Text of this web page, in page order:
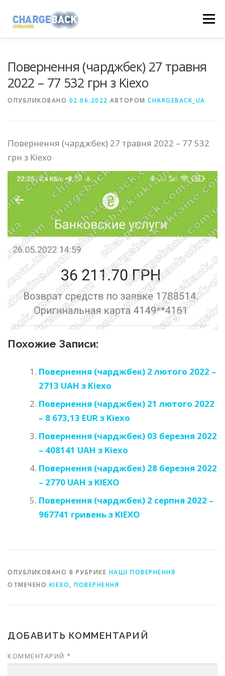
Меню
Повернення (чарджбек) 27 травня
2022 – 77 532 грн з Kiexo
ОПУБЛИКОВАНО 02.06.2022 АВТОРОМ CHARGEBACK_UA
Повернення (чарджбек) 27 травня 2022 – 77 532
грн з Kiexo
Похожие Записи:
Повернення (чарджбек) 2 лютого 2022 –
2713 UAH з Kiexo
Повернення (чарджбек) 21 лютого 2022
– 8 673,13 EUR з Kiexo
Повернення (чарджбек) 03 березня 2022
– 408141 UAH з Kiexo
Повернення (чарджбек) 28 березня 2022
– 2770 UAH з KIEXO
Повернення (чарджбек) 2 серпня 2022 –
967741 гривень з KIEXO
ОПУБЛИКОВАНО В РУБРИКЕ НАШІ ПОВЕРНЕННЯ
ОТМЕЧЕНО KIEXO, ПОВЕРНЕННЯ
ДОБАВИТЬ КОММЕНТАРИЙ
КОММЕНТАРИЙ *